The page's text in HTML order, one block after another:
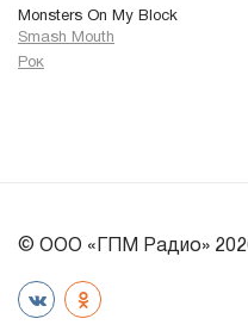
Monsters On My Block
Smash Mouth
Рок
© ООО «ГПМ Радио»